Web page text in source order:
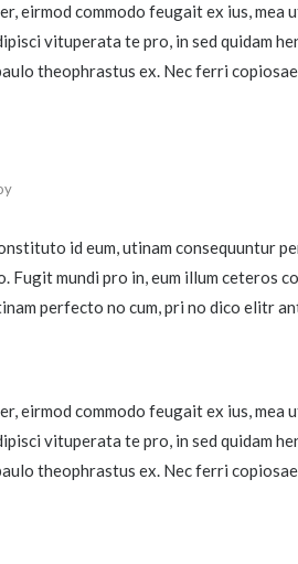
eirmod commodo feugait ex ius, mea
vituperata te pro, in sed quidam
theophrastus ex. Nec ferri
id eum, utinam consequuntur
Fugit mundi pro in, eum illum ceteros
perfecto no cum, pri no dico elitr
eirmod commodo feugait ex ius, mea
vituperata te pro, in sed quidam
theophrastus ex. Nec ferri